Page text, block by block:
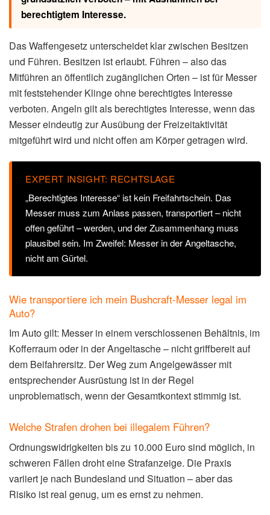
berechtigtem Interesse.
Das Waffengesetz unterscheidet klar zwischen Besitzen
und Führen. Besitzen ist erlaubt. Führen – also das
Mitführen an öffentlich zugänglichen Orten – ist für Messer
mit feststehender Klinge ohne berechtigtes Interesse
verboten. Angeln gilt als berechtigtes Interesse, wenn das
Messer eindeutig zur Ausübung der Freizeitaktivität
mitgeführt wird und nicht offen am Körper getragen wird.
EXPERT INSIGHT: RECHTSLAGE
„Berechtigtes Interesse“ ist kein Freifahrtschein. Das
Messer muss zum Anlass passen, transportiert – nicht
offen geführt – werden, und der Zusammenhang muss
plausibel sein. Im Zweifel: Messer in der Angeltasche,
nicht am Gürtel.
Wie transportiere ich mein Bushcraft-Messer legal im
Auto?
Im Auto gilt: Messer in einem verschlossenen Behältnis, im
Kofferraum oder in der Angeltasche – nicht griffbereit auf
dem Beifahrersitz. Der Weg zum Angelgewässer mit
entsprechender Ausrüstung ist in der Regel
unproblematisch, wenn der Gesamtkontext stimmig ist.
Welche Strafen drohen bei illegalem Führen?
Ordnungswidrigkeiten bis zu 10.000 Euro sind möglich, in
schweren Fällen droht eine Strafanzeige. Die Praxis
variiert je nach Bundesland und Situation – aber das
Risiko ist real genug, um es ernst zu nehmen.